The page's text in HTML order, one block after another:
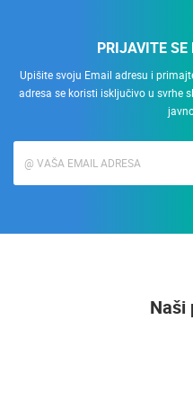
PRIJAVITE SE
Upišite svoju Email adresu i
adresa se koristi isključivo u svrhe
Naši